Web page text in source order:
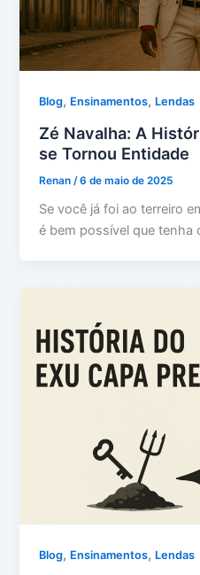
Blog, Ensinamentos, Lendas
Zé Navalha: A
se Tornou Entidade
Renan /6 de maio de 2025
Se você já foi ao terreiro
é bem possível que tenha
Blog, Ensinamentos, Lendas